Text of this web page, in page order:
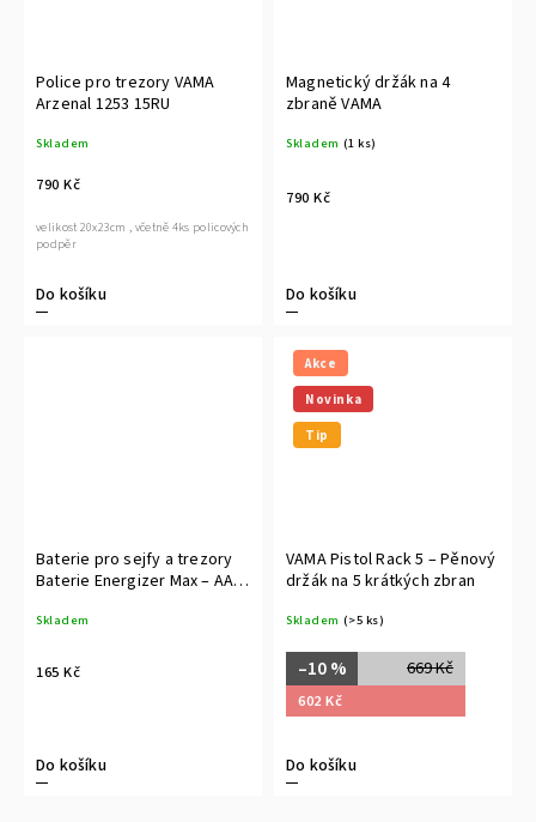
Police pro trezory VAMA
Arzenal 1253 15RU
Skladem
790 Kč
Do košíku
velikost 20x23cm , včetně 4ks policových
podpěr
Magnetický držák na 4
zbraně VAMA
Skladem (1 ks)
790 Kč
Do košíku
Baterie pro sejfy a trezory
Baterie Energizer Max – AA
Skladem
165 Kč
Do košíku
Akce
Novinka
Tip
VAMA Pistol Rack 5 – Pěnový
držák na 5 krátkých zbran
Skladem (>5 ks)
669 Kč
–10 %
602 Kč
Do košíku